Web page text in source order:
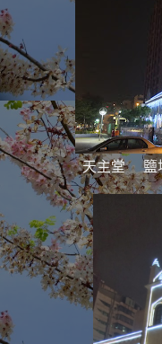
天主堂 鹽